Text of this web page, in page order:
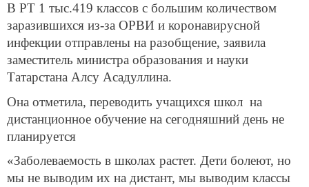
В РТ 1 тыс.419 классов с большим количеством
заразившихся из-за ОРВИ и коронавирусной
инфекции отправлены на разобщение, заявила
заместитель министра образования и науки
Татарстана Алсу Асадуллина.
Она отметила, переводить учащихся школ на
дистанционное обучение на сегодняшний день не
планируется
«Заболеваемость в школах растет. Дети болеют, но
мы не выводим их на дистант, мы выводим классы